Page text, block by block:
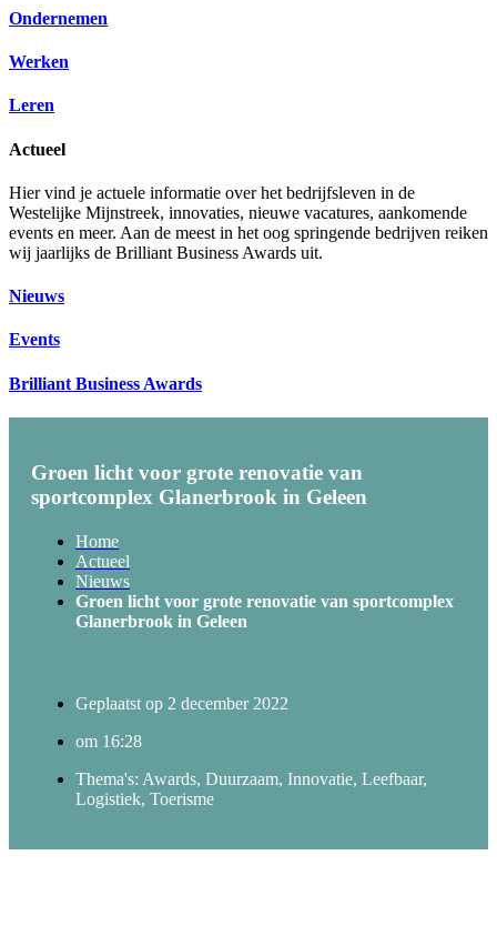
Ondernemen
Werken
Leren
Actueel
Hier vind je actuele informatie over het bedrijfsleven in de
Westelijke Mijnstreek, innovaties, nieuwe vacatures, aankomende
events en meer. Aan de meest in het oog springende bedrijven reiken
wij jaarlijks de Brilliant Business Awards uit.
Nieuws
Events
Brilliant Business Awards
Groen licht voor grote renovatie van
sportcomplex Glanerbrook in Geleen
Home
Actueel
Nieuws
Groen licht voor grote renovatie van sportcomplex
Glanerbrook in Geleen
Geplaatst op 2 december 2022
om 16:28
Thema's: Awards, Duurzaam, Innovatie, Leefbaar,
Logistiek, Toerisme